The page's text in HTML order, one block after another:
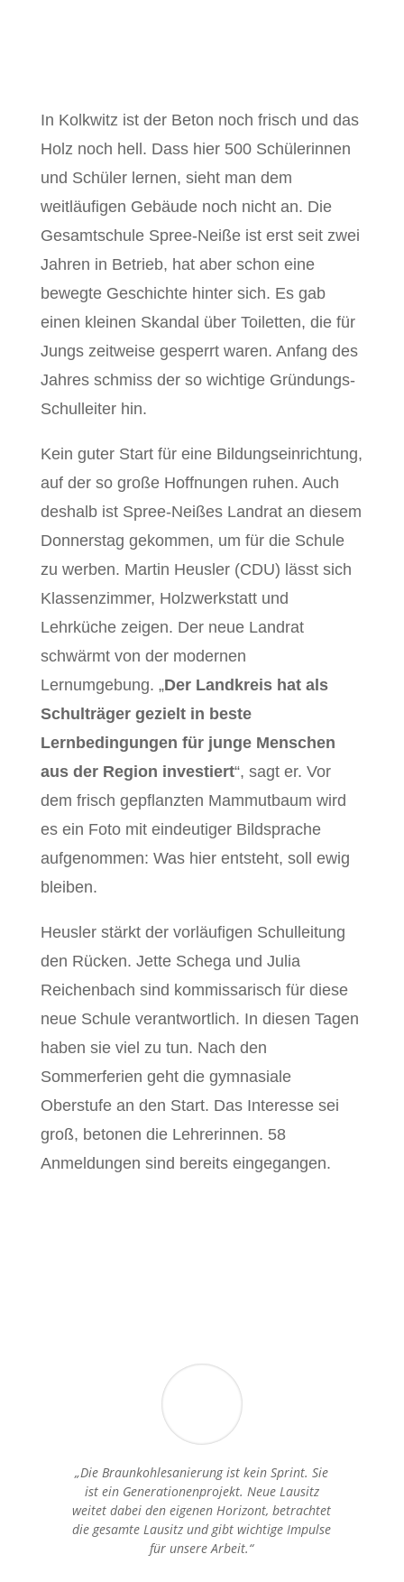
In Kolkwitz ist der Beton noch frisch und das
Holz noch hell. Dass hier 500 Schülerinnen
und Schüler lernen, sieht man dem
weitläufigen Gebäude noch nicht an. Die
Gesamtschule Spree-Neiße ist erst seit zwei
Jahren in Betrieb, hat aber schon eine
bewegte Geschichte hinter sich. Es gab
einen kleinen Skandal über Toiletten, die für
Jungs zeitweise gesperrt waren. Anfang des
Jahres schmiss der so wichtige Gründungs-
Schulleiter hin.
Kein guter Start für eine Bildungseinrichtung,
auf der so große Hoffnungen ruhen. Auch
deshalb ist Spree-Neißes Landrat an diesem
Donnerstag gekommen, um für die Schule
zu werben. Martin Heusler (CDU) lässt sich
Klassenzimmer, Holzwerkstatt und
Lehrküche zeigen. Der neue Landrat
schwärmt von der modernen
Lernumgebung. „Der Landkreis hat als
Schulträger gezielt in beste
Lernbedingungen für junge Menschen
aus der Region investiert“, sagt er. Vor
dem frisch gepflanzten Mammutbaum wird
es ein Foto mit eindeutiger Bildsprache
aufgenommen: Was hier entsteht, soll ewig
bleiben.
Heusler stärkt der vorläufigen Schulleitung
den Rücken. Jette Schega und Julia
Reichenbach sind kommissarisch für diese
neue Schule verantwortlich. In diesen Tagen
haben sie viel zu tun. Nach den
Sommerferien geht die gymnasiale
Oberstufe an den Start. Das Interesse sei
groß, betonen die Lehrerinnen. 58
Anmeldungen sind bereits eingegangen.
„Die Braunkohlesanierung ist kein Sprint. Sie
ist ein Generationenprojekt. Neue Lausitz
weitet dabei den eigenen Horizont, betrachtet
die gesamte Lausitz und gibt wichtige Impulse
für unsere Arbeit.“